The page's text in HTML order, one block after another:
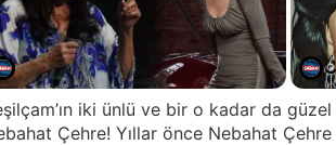
iki ünlü ve bir o kadar da
Çehre! Yıllar önce Nebahat Çehre